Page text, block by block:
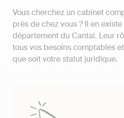
Vous cherchez un cabinet
près de chez vous ? Il en
département du Cantal. Leur
tous vos besoins comptables
que soit votre statut juridique.